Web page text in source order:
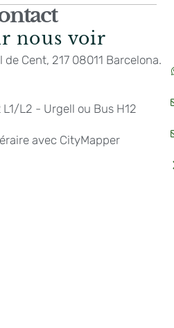
nous voir
de Cent, 217 08011 Barcelona.
L2 - Urgell ou Bus H12
avec CityMapper